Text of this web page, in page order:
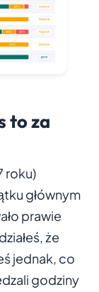
to za
roku)
głównym
prawie
że
jednak, co
godziny